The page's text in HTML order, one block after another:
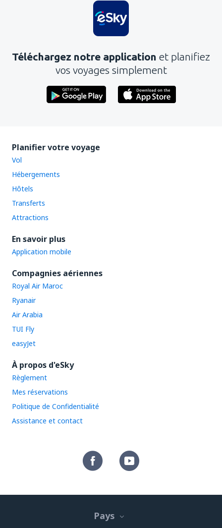
Téléchargez notre application et planifiez
vos voyages simplement
Planifier votre voyage
Vol
Hébergements
Hôtels
Transferts
Attractions
En savoir plus
Application mobile
Compagnies aériennes
Royal Air Maroc
Ryanair
Air Arabia
TUI Fly
easyJet
À propos d'eSky
Règlement
Mes réservations
Politique de Confidentialité
Assistance et contact
Pays